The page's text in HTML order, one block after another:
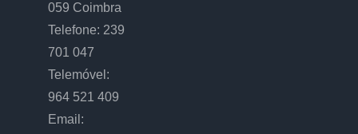
059 Coimbra
Telefone: 239
701 047
Telemóvel:
964 521 409
Email: